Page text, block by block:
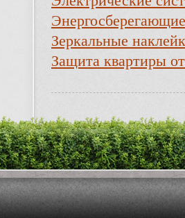
Зеркальные
Защита квартиры